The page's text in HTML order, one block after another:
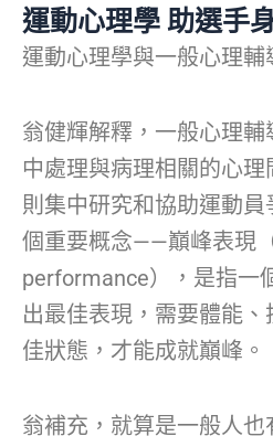
運動心理學 助選手
運動心理學與一般心理輔
翁健輝解釋，一般心理
中處理與病理相關的心
則集中研究和協助運動
個重要概念——巔峰表現
performance），是指一
出最佳表現，需要體能
佳狀態，才能成就巔峰。
翁補充，就算是一般人